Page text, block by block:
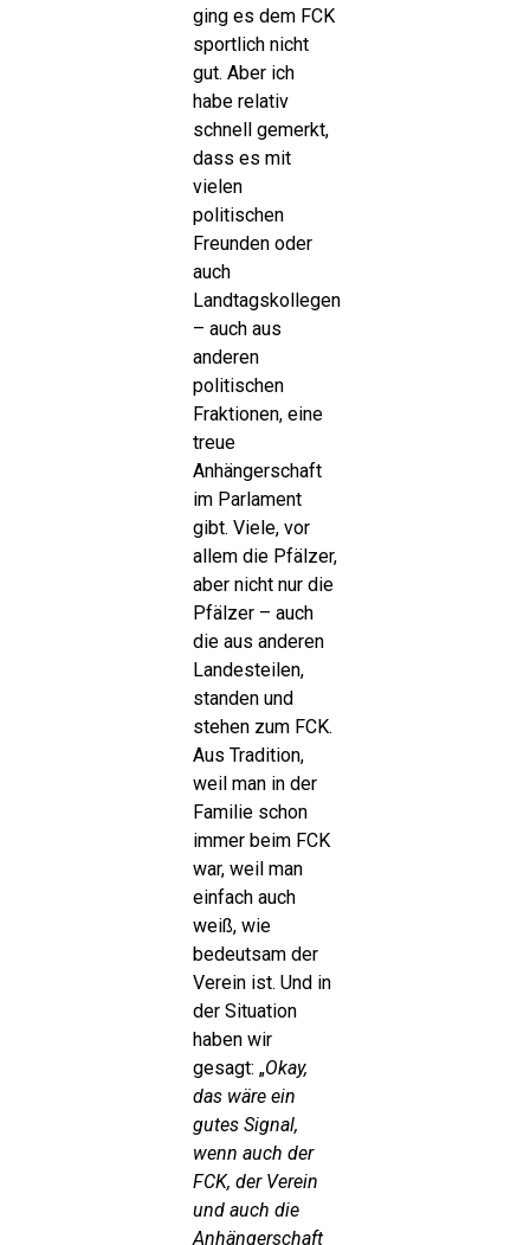
ging es dem FCK
sportlich nicht
gut. Aber ich
habe relativ
schnell gemerkt,
dass es mit
vielen
politischen
Freunden oder
auch
Landtagskollegen
– auch aus
anderen
politischen
Fraktionen, eine
treue
Anhängerschaft
im Parlament
gibt. Viele, vor
allem die Pfälzer,
aber nicht nur die
Pfälzer – auch
die aus anderen
Landesteilen,
standen und
stehen zum FCK.
Aus Tradition,
weil man in der
Familie schon
immer beim FCK
war, weil man
einfach auch
weiß, wie
bedeutsam der
Verein ist. Und in
der Situation
haben wir
gesagt: „Okay,
das wäre ein
gutes Signal,
wenn auch der
FCK, der Verein
und auch die
Anhängerschaft